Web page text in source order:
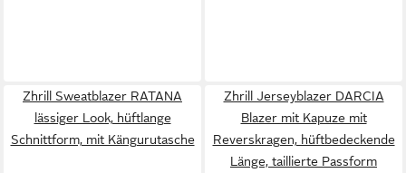
Zhrill Sweatblazer RATANA
lässiger Look, hüftlange
Schnittform, mit Kängurutasche
Zhrill Jerseyblazer DARCIA
Blazer mit Kapuze mit
Reverskragen, hüftbedeckende
Länge, taillierte Passform